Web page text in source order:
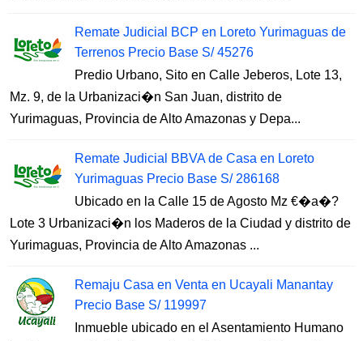
Remate Judicial BCP en Loreto Yurimaguas de
Terrenos Precio Base S/ 45276
Predio Urbano, Sito en Calle Jeberos, Lote 13,
Mz. 9, de la Urbanizaci�n San Juan, distrito de
Yurimaguas, Provincia de Alto Amazonas y Depa...
Remate Judicial BBVA de Casa en Loreto
Yurimaguas Precio Base S/ 286168
Ubicado en la Calle 15 de Agosto Mz €�a�?
Lote 3 Urbanizaci�n los Maderos de la Ciudad y distrito de
Yurimaguas, Provincia de Alto Amazonas ...
Remaju Casa en Venta en Ucayali Manantay
Precio Base S/ 119997
Inmueble ubicado en el Asentamiento Humano